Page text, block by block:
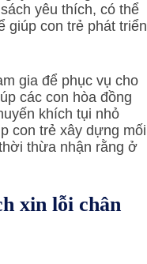
yêu thích, có thể
giúp con trẻ phát triển
các con hòa đồng
khích tụi nhỏ
con trẻ xây dựng mối
thừa nhận rằng ở
xin lỗi chân